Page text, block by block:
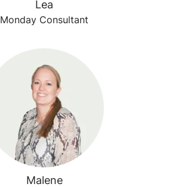
Lea
Monday Consultant
Malene